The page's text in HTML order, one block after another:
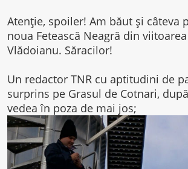
Atenție, spoiler! Am băut și câteva
noua Fetească Neagră din
Vlădoianu. Săracilor!
Un redactor TNR cu aptitudini de
surprins pe Grasul de Cotnari,
vedea în poza de mai jos;